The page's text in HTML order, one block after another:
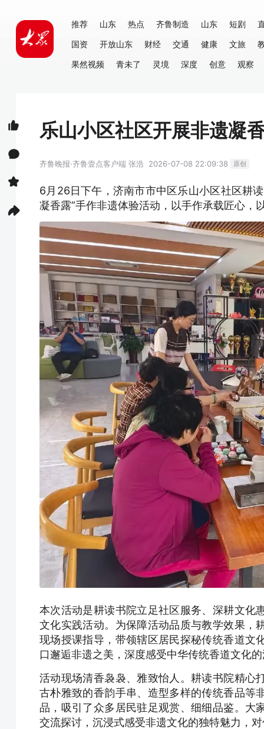
推荐 山东 热点 齐鲁制造 山东 短剧
国资
开放山东 财经 交通 健康 文旅
果然视频
青未了 灵境 深度 创意 观察
乐山小区社区开展非遗凝
齐鲁晚报·齐鲁壹点客户端 张浩 2026-07-08 22:09:38 原创
6月26日下午，济南市市中区乐山小区社区耕
凝香露”手作非遗体验活动，以手作承载匠心，
本次活动是耕读书院立足社区服务、深耕文化
文化实践活动。为保障活动品质与教学效果，
现场授课指导，带领辖区居民探秘传统香道文
口邂逅非遗之美，深度感受中华传统香道文化
活动现场清香袅袅、雅致怡人。耕读书院精心
古朴雅致的香韵手串、造型多样的传统香品等
品，吸引了众多居民驻足观赏、细细品鉴。大
交流探讨，沉浸式感受非遗文化的独特魅力，